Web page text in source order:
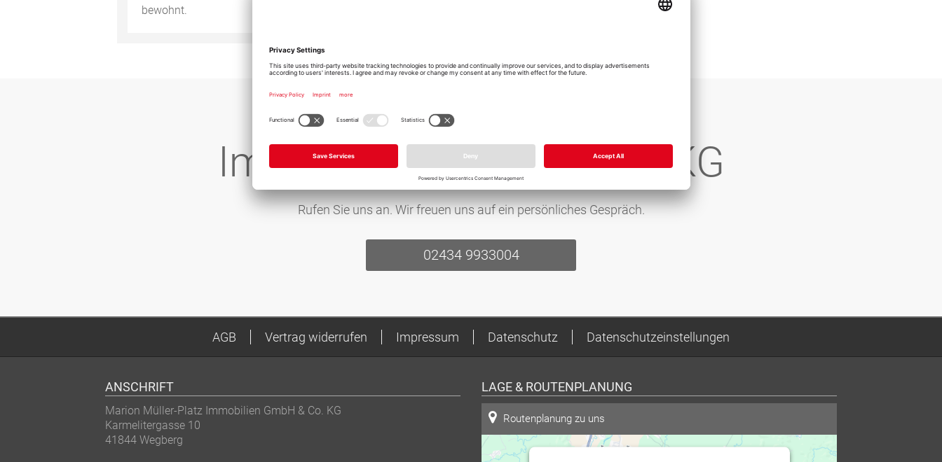
bewohnt.
Marion Müller-Platz
Immobilien GmbH & Co. KG
Rufen Sie uns an. Wir freuen uns auf ein persönliches Gespräch.
02434 9933004
AGB Vertrag widerrufen Impressum Datenschutz Datenschutzeinstellungen
ANSCHRIFT
Marion Müller-Platz Immobilien GmbH & Co. KG
Karmelitergasse 10
41844 Wegberg
LAGE & ROUTENPLANUNG
Routenplanung zu uns